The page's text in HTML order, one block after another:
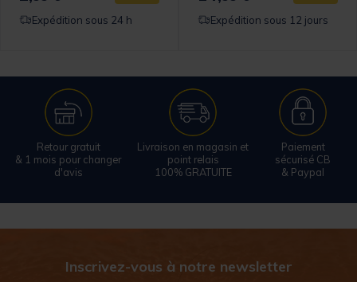
Expédition sous 24 h Expédition sous 12 jours
Retour gratuit
& 1 mois pour changer
d'avis
Livraison en magasin et
point relais
100% GRATUITE
Paiement
sécurisé CB
& Paypal
Inscrivez-vous à notre newsletter